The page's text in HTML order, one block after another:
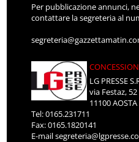
Per pubblicazione annunci,
contattare la segreteria al
LG PRESSE
via Festaz, 52
11100 AOSTA
Tel: 0165.231711
Fax: 0165.1820141
E-mail